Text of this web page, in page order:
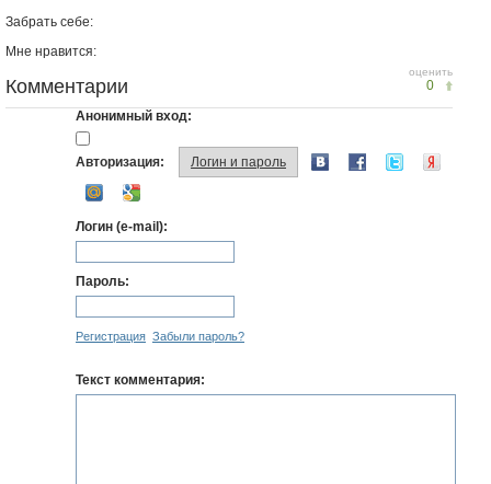
Забрать себе:
Мне нравится:
оценить
0
Комментарии
Анонимный вход:
Авторизация: Логин и пароль
Логин (e-mail):
Пароль:
Регистрация Забыли пароль?
Текст комментария: